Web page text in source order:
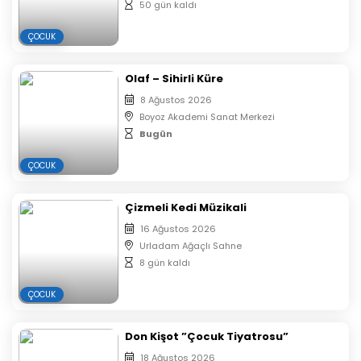
ve Kuzey Ülkesi’nin kahramanlarının yanında görmeyi
umut ediyor ve bekliyoruz.
Uyarlayan ve Yöneten: Polat İnangül
Oynayanlar:
Melek İstek
Nermin Taşoğulları
Aytekin Turgutlu
ÇOCUK
50 gün kaldı
ÇOCUK
Olaf – Sihirli Küre
8 Ağustos 2026
Boyoz Akademi Sanat Merkezi
Bugün
ÇOCUK
Çizmeli Kedi Müzikali
16 Ağustos 2026
Urladam Ağaçlı Sahne
8 gün kaldı
Don Kişot ”Çocuk Tiyatrosu”
18 Ağustos 2026